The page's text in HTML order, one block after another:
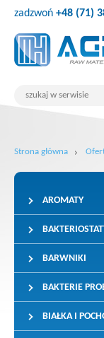
zadzwoń +48 (71)
Strona główna
AROMATY
BARWNIKI
BAKTERIE
BIAŁKA I